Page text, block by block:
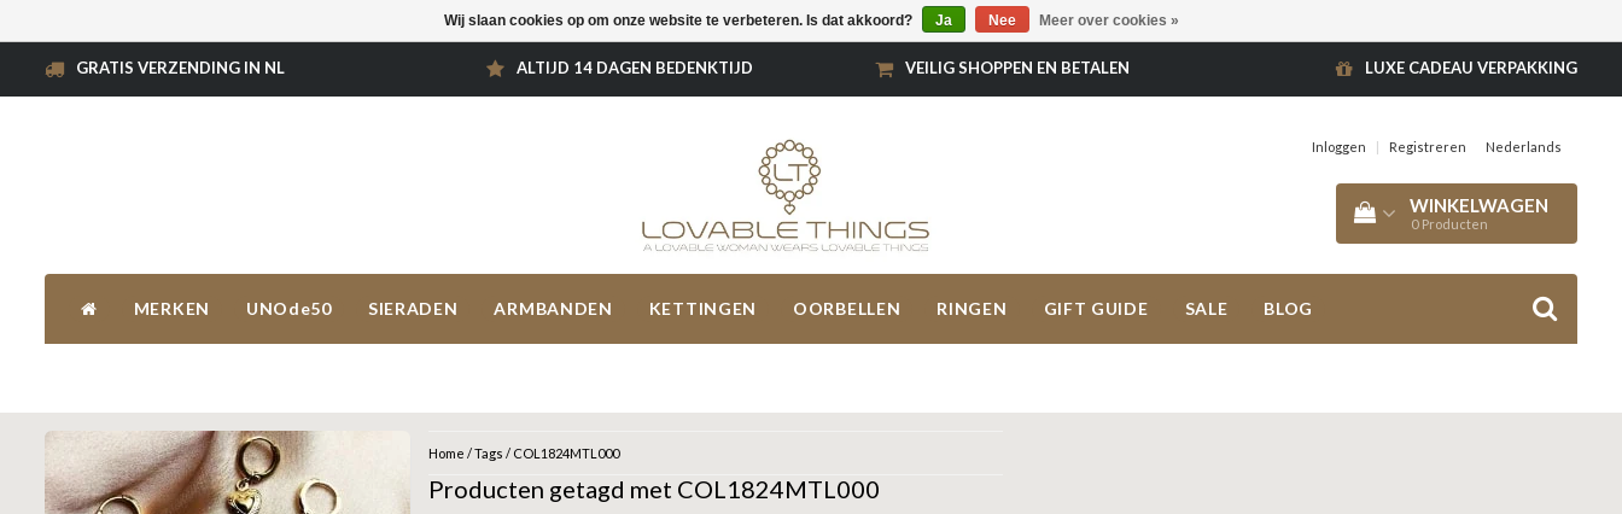
GRATIS VERZENDING IN NL ALTIJD 14 DAGEN BEDENKTIJD VEILIG SHOPPEN EN BETALEN LUXE CADEAU VERPAKKING
Inloggen | Registreren Nederlands
WINKELWAGEN
0 Producten
MERKEN UNOde50 SIERADEN ARMBANDEN KETTINGEN OORBELLEN RINGEN GIFT GUIDE SALE BLOG
Home /Tags / COL1824MTL000
Producten getagd met COL1824MTL000
Wij slaan cookies op om onze website te verbeteren. Is dat akkoord? Ja Nee Meer over cookies »